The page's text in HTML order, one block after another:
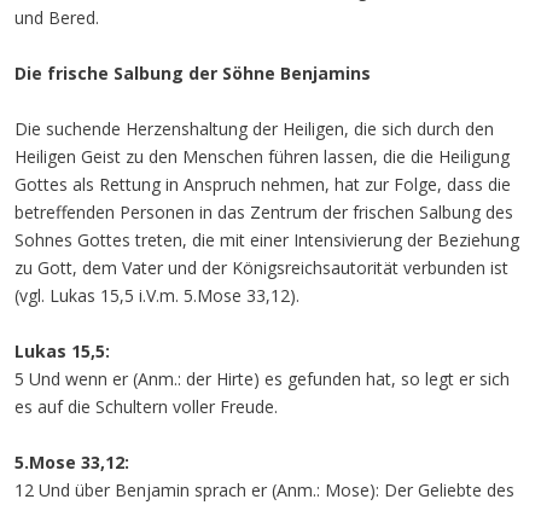
und Bered.
Die frische Salbung der Söhne Benjamins
Die suchende Herzenshaltung der Heiligen, die sich durch den
Heiligen Geist zu den Menschen führen lassen, die die Heiligung
Gottes als Rettung in Anspruch nehmen, hat zur Folge, dass die
betreffenden Personen in das Zentrum der frischen Salbung des
Sohnes Gottes treten, die mit einer Intensivierung der Beziehung
zu Gott, dem Vater und der Königsreichsautorität verbunden ist
(vgl. Lukas 15,5 i.V.m. 5.Mose 33,12).
Lukas 15,5:
5 Und wenn er (Anm.: der Hirte) es gefunden hat, so legt er sich
es auf die Schultern voller Freude.
5.Mose 33,12:
12 Und über Benjamin sprach er (Anm.: Mose): Der Geliebte des